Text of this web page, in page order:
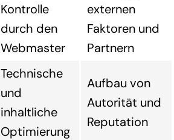
Kontrolle
durch den
Webmaster
externen
Faktoren und
Partnern
Technische
und
inhaltliche
Optimierung
Aufbau von
Autorität und
Reputation